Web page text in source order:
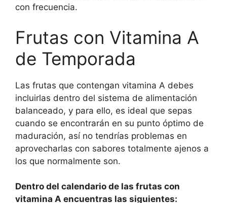
con frecuencia.
Frutas con Vitamina A
de Temporada
Las frutas que contengan vitamina A debes
incluirlas dentro del sistema de alimentación
balanceado, y para ello, es ideal que sepas
cuando se encontrarán en su punto óptimo de
maduración, así no tendrías problemas en
aprovecharlas con sabores totalmente ajenos a
los que normalmente son.
Dentro del calendario de las frutas con
vitamina A encuentras las siguientes: